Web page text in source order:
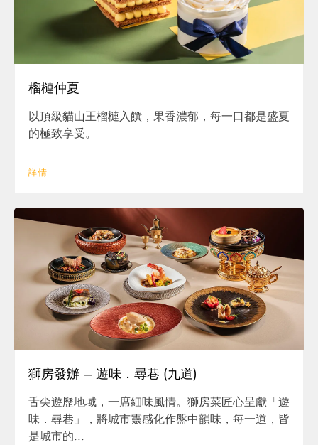
榴槤仲夏
以頂級貓山王榴槤入饌，果香濃郁，每一口都是盛夏
的極致享受。
詳情
獅房發辦 – 遊味．尋巷 (九道)
舌尖遊歷地域，一席細味風情。獅房菜匠心呈獻「遊
味．尋巷」，將城市靈感化作盤中韻味，每一道，皆
是城市的...